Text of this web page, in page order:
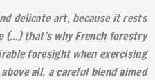
delicate art, because it rests
(…) that’s why French forestry
foresight when exercising
all, a careful blend aimed